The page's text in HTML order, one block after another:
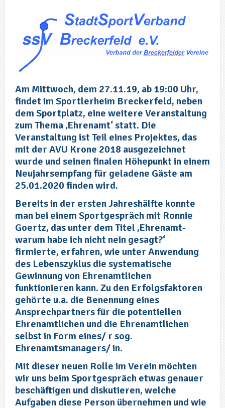
Am Mittwoch, dem 27.11.19, ab 19:00 Uhr,
findet im Sportlerheim Breckerfeld, neben
dem Sportplatz, eine weitere Veranstaltung
zum Thema ‚Ehrenamt‘ statt. Die
Veranstaltung ist Teil eines Projektes, das
mit der AVU Krone 2018 ausgezeichnet
wurde und seinen finalen Höhepunkt in einem
Neujahrsempfang für geladene Gäste am
25.01.2020 finden wird.
Bereits in der ersten Jahreshälfte konnte
man bei einem Sportgespräch mit Ronnie
Goertz, das unter dem Titel ‚Ehrenamt-
warum habe ich nicht nein gesagt?‘
firmierte, erfahren, wie unter Anwendung
des Lebenszyklus die systematische
Gewinnung von Ehrenamtlichen
funktionieren kann. Zu den Erfolgsfaktoren
gehörte u.a. die Benennung eines
Ansprechpartners für die potentiellen
Ehrenamtlichen und die Ehrenamtlichen
selbst in Form eines/ r sog.
Ehrenamtsmanagers/ in.
Mit dieser neuen Rolle im Verein möchten
wir uns beim Sportgespräch etwas genauer
beschäftigen und diskutieren, welche
Aufgaben diese Person übernehmen und wie